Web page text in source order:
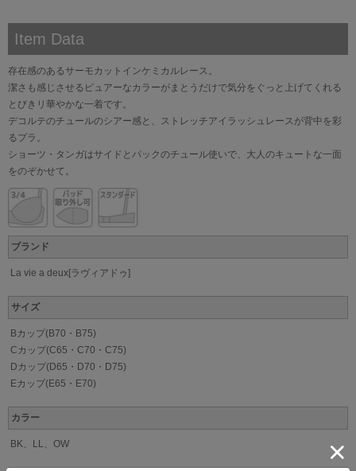
Item Data
存在感のあるサーモカットインケミカルレース。
潔さも感じさせるピュアーなカラーがまとうだけで気分をぐっと上げてくれる
とびきリ華やかな一着です。
デコルテのチュールのシアー感と、ストレッチアイラッシュレースが背中を彩
るプラ。
ショーツ・タンガはサイドとパックのチュール使いで、大人のキュートな一面
をのぞかせて。
ブランド
La vie a deux[ラヴィアドゥ]
サイズ
Bカップ(B70・B75)
Cカップ(C65・C70・C75)
Dカップ(D65・D70・D75)
Eカップ(E65・E70)
カラー
BK、LL、OW